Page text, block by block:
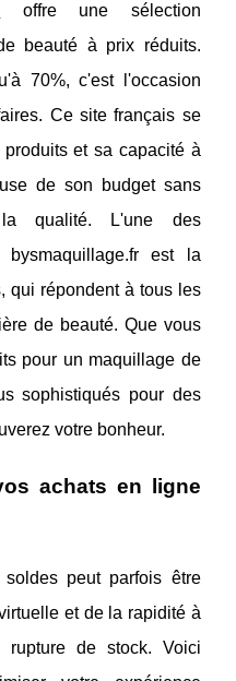
offre une sélection
beauté à prix réduits.
70%, c'est l'occasion
Ce site français se
et sa capacité à
de son budget sans
la qualité. L'une des
est la
qui répondent à tous les
de beauté. Que vous
pour un maquillage de
sophistiqués pour des
votre bonheur.
achats en ligne
peut parfois être
et de la rapidité à
rupture de stock. Voici